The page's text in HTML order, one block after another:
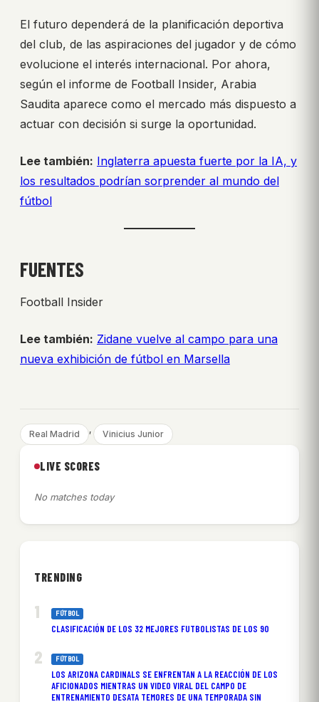
El futuro dependerá de la planificación deportiva
del club, de las aspiraciones del jugador y de cómo
evolucione el interés internacional. Por ahora,
según el informe de Football Insider, Arabia
Saudita aparece como el mercado más dispuesto a
actuar con decisión si surge la oportunidad.
Lee también: Inglaterra apuesta fuerte por la IA, y
los resultados podrían sorprender al mundo del
fútbol
FUENTES
Football Insider
Lee también: Zidane vuelve al campo para una
nueva exhibición de fútbol en Marsella
Real Madrid , Vinicius Junior
LIVE SCORES
No matches today
TRENDING
FÚTBOL
CLASIFICACIÓN DE LOS 32 MEJORES FUTBOLISTAS DE LOS 90
FÚTBOL
LOS ARIZONA CARDINALS SE ENFRENTAN A LA REACCIÓN DE LOS
AFICIONADOS MIENTRAS UN VIDEO VIRAL DEL CAMPO DE
ENTRENAMIENTO DESATA TEMORES DE UNA TEMPORADA SIN